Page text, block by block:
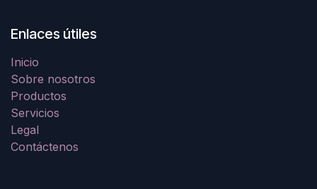
Enlaces útiles
Inicio
Sobre nosotros
Productos
Servicios
Legal
Contáctenos